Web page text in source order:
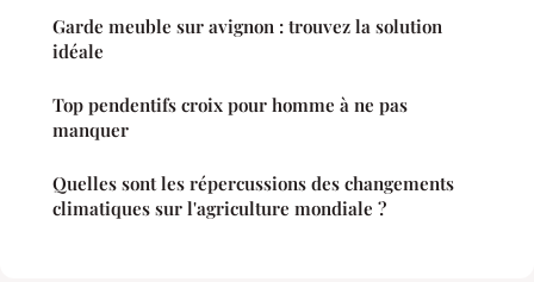
Garde meuble sur avignon : trouvez la solution
idéale
Top pendentifs croix pour homme à ne pas
manquer
Quelles sont les répercussions des changements
climatiques sur l'agriculture mondiale ?